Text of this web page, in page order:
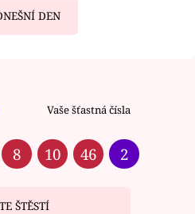
DEN
Vaše šťastná čísla
8 10 46 2
ŠTĚSTÍ